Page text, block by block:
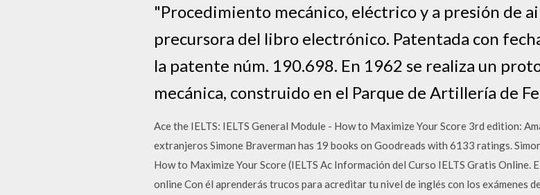
"Procedimiento mecánico, eléctrico y a presión de
precursora del libro electrónico. Patentada con
la patente núm. 190.698. En 1962 se realiza un
mecánica, construido en el Parque de Artillería de
Ace the IELTS: IELTS General Module - How to Maximize Your Score 3rd edition:
extranjeros Simone Braverman has 19 books on Goodreads with 6133 ratings.
How to Maximize Your Score (IELTS Ac Información del Curso IELTS Gratis
online Con él aprenderás trucos para acreditar tu nivel de inglés con los exámenes